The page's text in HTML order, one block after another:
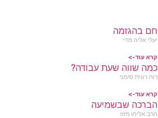
חם בהגזמה
יעלי אליה מדי
קרא עוד->
כמה שווה שעת עבודה?
רוח רונית סימני
קרא עוד->
הברכה שבשמיעה
הרב אליהו מזוז